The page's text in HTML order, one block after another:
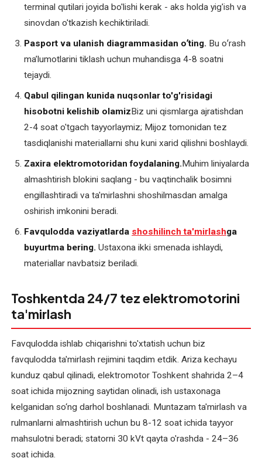
qayta
o'rash
Payvand
transformatorlari
va
payvand
Sanoat
elektromotorlarini
ta'mirlash
ko'rsatish
Tortish
Transformator
podstansiyasini
ta'mirlash
Transformatorlarni
qayta
o'rash
olishga
terminal qutilari joyida bo'lishi kerak - aks holda yig'ish va
sinovdan o'tkazish kechiktiriladi.
Pasport va ulanish diagrammasidan oʻting. Bu oʻrash
maʼlumotlarini tiklash uchun muhandisga 4-8 soatni
tejaydi.
Qabul qilingan kunida nuqsonlar to'g'risidagi
hisobotni kelishib olamizBiz uni qismlarga ajratishdan
2-4 soat o'tgach tayyorlaymiz; Mijoz tomonidan tez
tasdiqlanishi materiallarni shu kuni xarid qilishni boshlaydi.
Zaxira elektromotoridan foydalaning.Muhim liniyalarda
almashtirish blokini saqlang - bu vaqtinchalik bosimni
engillashtiradi va ta'mirlashni shoshilmasdan amalga
oshirish imkonini beradi.
Favqulodda vaziyatlarda shoshilinch ta'mirlashga
buyurtma bering. Ustaxona ikki smenada ishlaydi,
materiallar navbatsiz beriladi.
Toshkentda 24/7 tez elektromotorini
ta'mirlash
Favqulodda ishlab chiqarishni to'xtatish uchun biz
favqulodda ta'mirlash rejimini taqdim etdik. Ariza kechayu
kunduz qabul qilinadi, elektromotor Toshkent shahrida 2–4 ​​
soat ichida mijozning saytidan olinadi, ish ustaxonaga
kelganidan so‘ng darhol boshlanadi. Muntazam ta'mirlash va
rulmanlarni almashtirish uchun bu 8-12 soat ichida tayyor
mahsulotni beradi; statorni 30 kVt qayta o'rashda - 24–36
soat ichida.